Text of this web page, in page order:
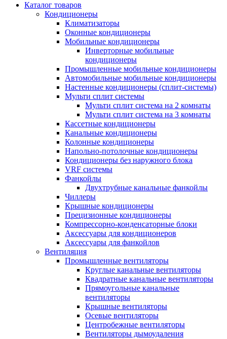
Каталог товаров
Кондиционеры
Климатизаторы
Оконные кондиционеры
Мобильные кондиционеры
Инверторные мобильные
кондиционеры
Промышленные мобильные кондиционеры
Автомобильные мобильные кондиционеры
Настенные кондиционеры (сплит-системы)
Мульти сплит системы
Мульти сплит система на 2 комнаты
Мульти сплит система на 3 комнаты
Кассетные кондиционеры
Канальные кондиционеры
Колонные кондиционеры
Напольно-потолочные кондиционеры
Кондиционеры без наружного блока
VRF системы
Фанкойлы
Двухтрубные канальные фанкойлы
Чиллеры
Крышные кондиционеры
Прецизионные кондиционеры
Компрессорно-конденсаторные блоки
Аксессуары для кондиционеров
Аксессуары для фанкойлов
Вентиляция
Промышленные вентиляторы
Круглые канальные вентиляторы
Квадратные канальные вентиляторы
Прямоугольные канальные
вентиляторы
Крышные вентиляторы
Осевые вентиляторы
Центробежные вентиляторы
Вентиляторы дымоудаления